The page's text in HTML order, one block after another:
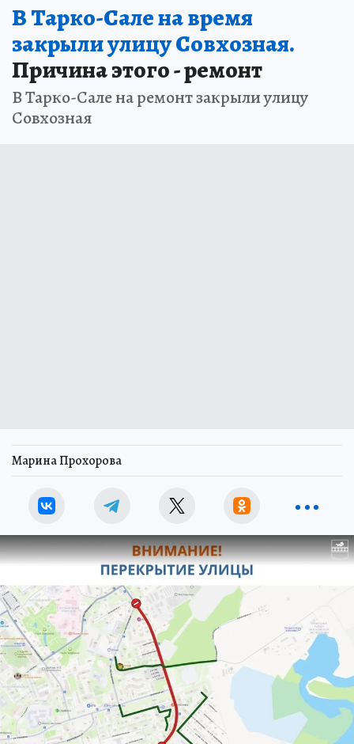
В Тарко-Сале на время
закрыли улицу Совхозная.
Причина этого - ремонт
В Тарко-Сале на ремонт закрыли улицу
Совхозная
Марина Прохорова